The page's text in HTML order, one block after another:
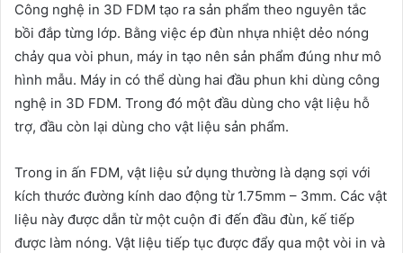
Công nghệ in 3D FDM tạo ra sản phẩm theo nguyên tắc
bồi đắp từng lớp. Bằng việc ép đùn nhựa nhiệt dẻo nóng
chảy qua vòi phun, máy in tạo nên sản phẩm đúng như mô
hình mẫu. Máy in có thể dùng hai đầu phun khi dùng công
nghệ in 3D FDM. Trong đó một đầu dùng cho vật liệu hỗ
trợ, đầu còn lại dùng cho vật liệu sản phẩm.
Trong in ấn FDM, vật liệu sử dụng thường là dạng sợi với
kích thước đường kính dao động từ 1.75mm – 3mm. Các vật
liệu này được dẫn từ một cuộn đi đến đầu đùn, kế tiếp
được làm nóng. Vật liệu tiếp tục được đẩy qua một vòi in và